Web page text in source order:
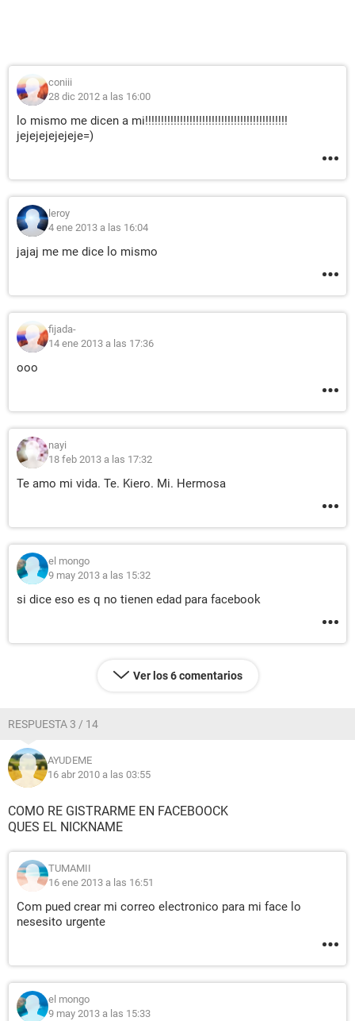
coniii
28 dic 2012 a las 16:00
lo mismo me dicen a mi!!!!!!!!!!!!!!!!!!!!!!!!!!!!!!!!!!!!!!!!!!!!!
jejejejejejeje=)
leroy
4 ene 2013 a las 16:04
jajaj me me dice lo mismo
fijada-
14 ene 2013 a las 17:36
ooo
nayi
18 feb 2013 a las 17:32
Te amo mi vida. Te. Kiero. Mi. Hermosa
el mongo
9 may 2013 a las 15:32
si dice eso es q no tienen edad para facebook
Ver los 6 comentarios
RESPUESTA 3 / 14
AYUDEME
16 abr 2010 a las 03:55
COMO RE GISTRARME EN FACEBOOCK
QUES EL NICKNAME
TUMAMII
16 ene 2013 a las 16:51
Com pued crear mi correo electronico para mi face lo
nesesito urgente
el mongo
9 may 2013 a las 15:33